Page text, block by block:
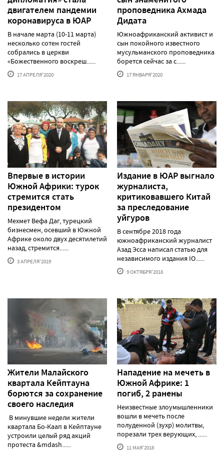
двигателем пандемии
коронавируса в ЮАР
В начале марта (10-11 марта)
несколько сотен гостей
собрались в церкви
«Божественного воскреш......
17 АПРЕЛЯ'2020
проповедника Ахмада
Дидата
Южноафриканский активист и
сын покойного известного
мусульманского проповедника
борется сейчас за с......
17 ЯНВАРЯ'2020
Впервые в истории
Южной Африки: турок
стремится стать
президентом
Мехмет Вефа Даг, турецкий
бизнесмен, осевший в Южной
Африке около двух десятилетий
назад, стремится......
3 АПРЕЛЯ'2019
Издание в ЮАР выгнало
журналиста,
критиковавшего Китай
за преследование
уйгуров
В сентябре 2018 года
южноафриканский журналист
Азад Эсса написал статью для
независимого издания IO......
9 ОКТЯБРЯ'2018
Жители Малайского
квартала Кейптауна
борются за сохранение
своего наследия
В минувшие недели жители
квартала Бо-Каап в Кейптауне
устроили целый ряд акций
протеста &mdash......
Нападение на мечеть в
Южной Африке: 1
погиб, 2 ранены
Неизвестные злоумышленники
вошли в мечеть после
полуденной (зухр) молитвы,
порезали трех верующих, ......
11 МАЯ'2018